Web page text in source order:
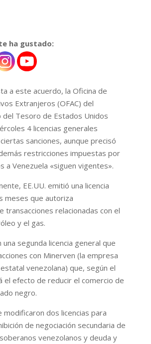
ha gustado:
a este acuerdo, la Oficina de
Extranjeros (OFAC) del
Tesoro de Estados Unidos
4 licencias generales
sanciones, aunque precisó
restricciones impuestas por
a Venezuela «siguen vigentes».
EE.UU. emitió una licencia
meses que autoriza
transacciones relacionadas con el
y el gas.
segunda licencia general que
con Minerven (la empresa
venezolana) que, según el
el efecto de reducir el comercio de
negro.
modificaron dos licencias para
de negociación secundaria de
venezolanos y deuda y